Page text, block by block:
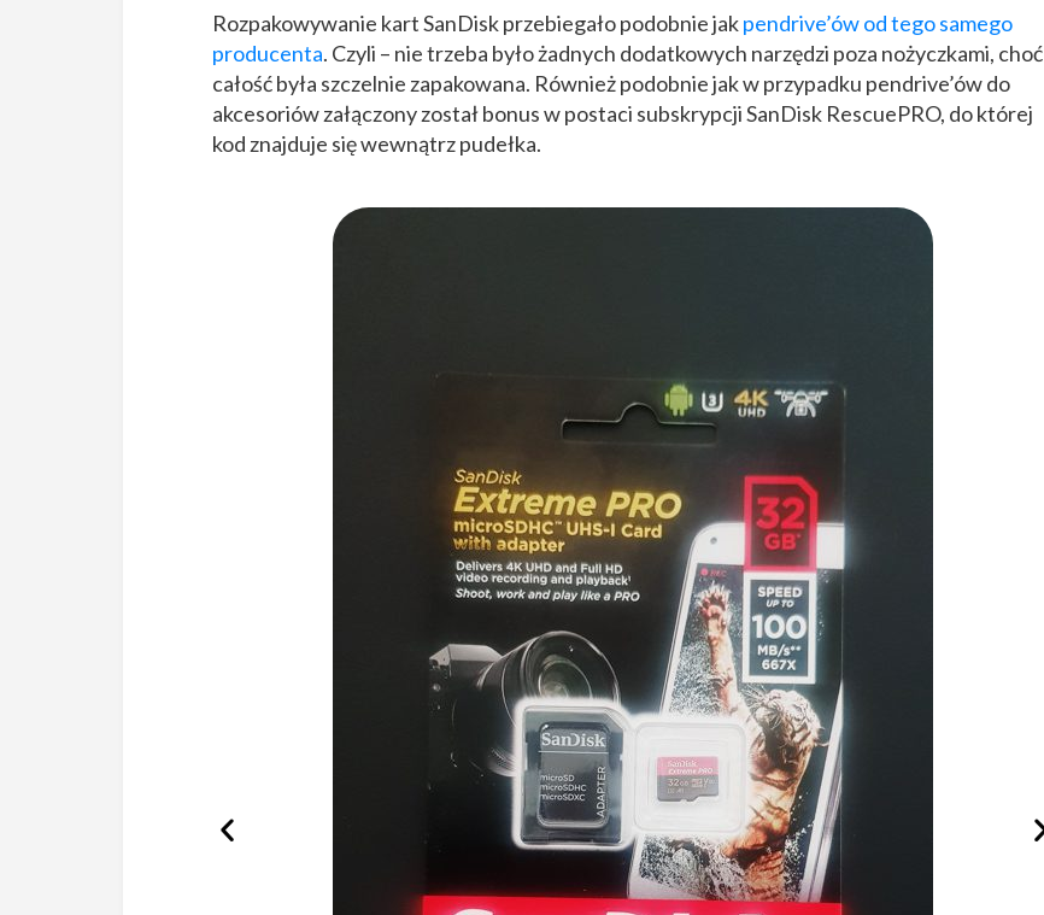
Rozpakowywanie kart SanDisk przebiegało podobnie jakpendrive’ów od tego samego
producenta. Czyli – nie trzeba było żadnych dodatkowych narzędzi poza nożyczkami, choć
całość była szczelnie zapakowana. Również podobnie jak w przypadku pendrive’ów do
akcesoriów załączony został bonus w postaci subskrypcji SanDisk RescuePRO, do której
kod znajduje się wewnątrz pudełka.